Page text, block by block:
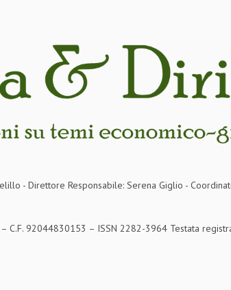
- Direttore Responsabile: Serena Giglio -
C.F. 92044830153 – ISSN 2282-3964 Testata